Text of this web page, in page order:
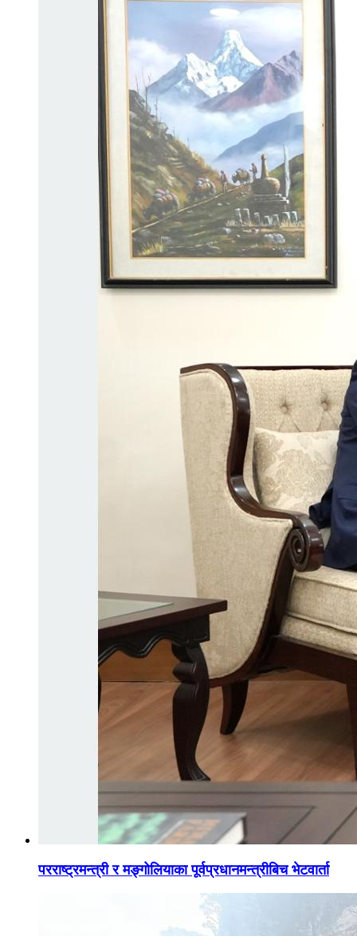
परराष्ट्रमन्त्री र मङ्गोलियाका पूर्वप्रधानमन्त्रीबिच भेटवार्ता